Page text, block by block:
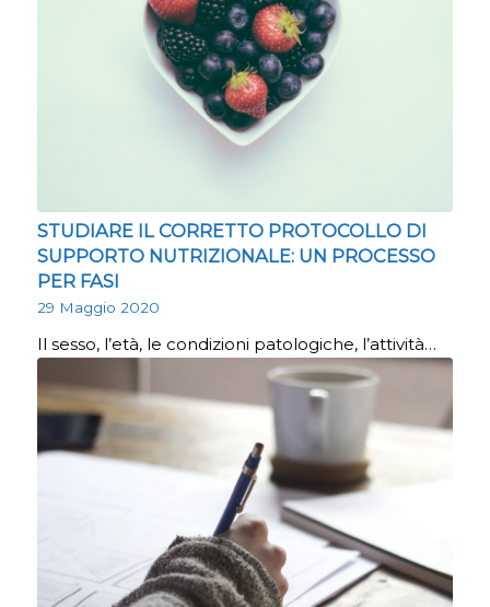
STUDIARE IL CORRETTO PROTOCOLLO DI
SUPPORTO NUTRIZIONALE: UN PROCESSO
PER FASI
29 Maggio 2020
Il sesso, l’età, le condizioni patologiche, l’attività…